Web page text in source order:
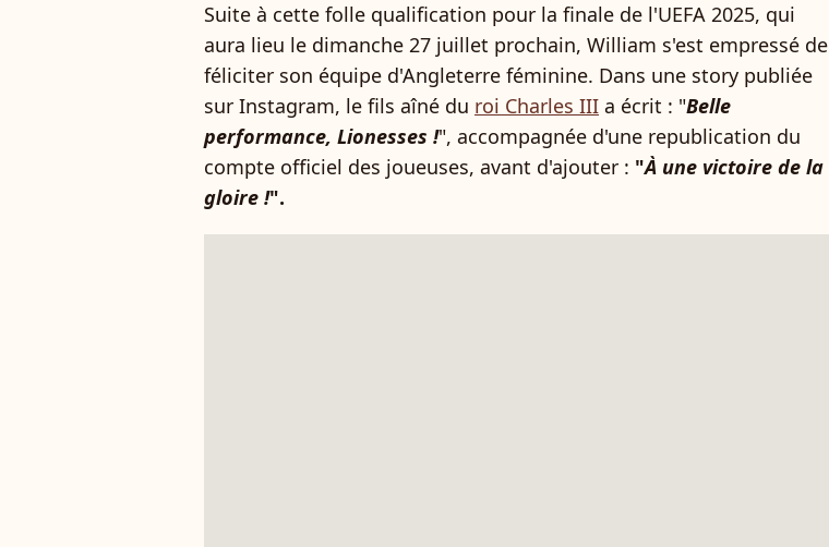
Suite à cette folle qualification pour la finale de l'UEFA 2025, qui
aura lieu le dimanche 27 juillet prochain, William s'est empressé de
féliciter son équipe d'Angleterre féminine. Dans une story publiée
sur Instagram, le fils aîné du roi Charles III a écrit : "Belle
performance, Lionesses !", accompagnée d'une republication du
compte officiel des joueuses, avant d'ajouter : "À une victoire de la
gloire !".